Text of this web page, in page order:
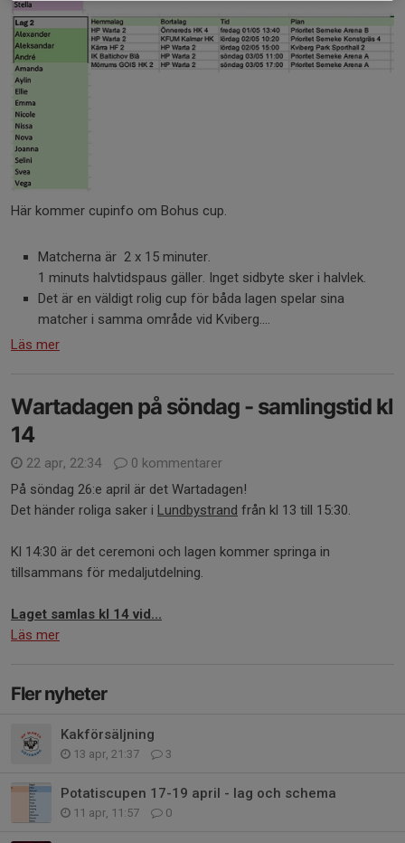
Här kommer cupinfo om Bohus cup.
Matcherna är 2 x 15 minuter.
1 minuts halvtidspaus gäller. Inget sidbyte sker i halvlek.
Det är en väldigt rolig cup för båda lagen spelar sina
matcher i samma område vid Kviberg....
Läs mer
Wartadagen på söndag - samlingstid kl
14
22 apr, 22:34
0 kommentarer
På söndag 26:e april är det Wartadagen!
Det händer roliga saker i Lundbystrand från kl 13 till 15:30.
Kl 14:30 är det ceremoni och lagen kommer springa in
tillsammans för medaljutdelning.
Laget samlas kl 14 vid...
Läs mer
Fler nyheter
Kakförsäljning
13 apr, 21:37 3
Potatiscupen 17-19 april - lag och schema
11 apr, 11:57 0